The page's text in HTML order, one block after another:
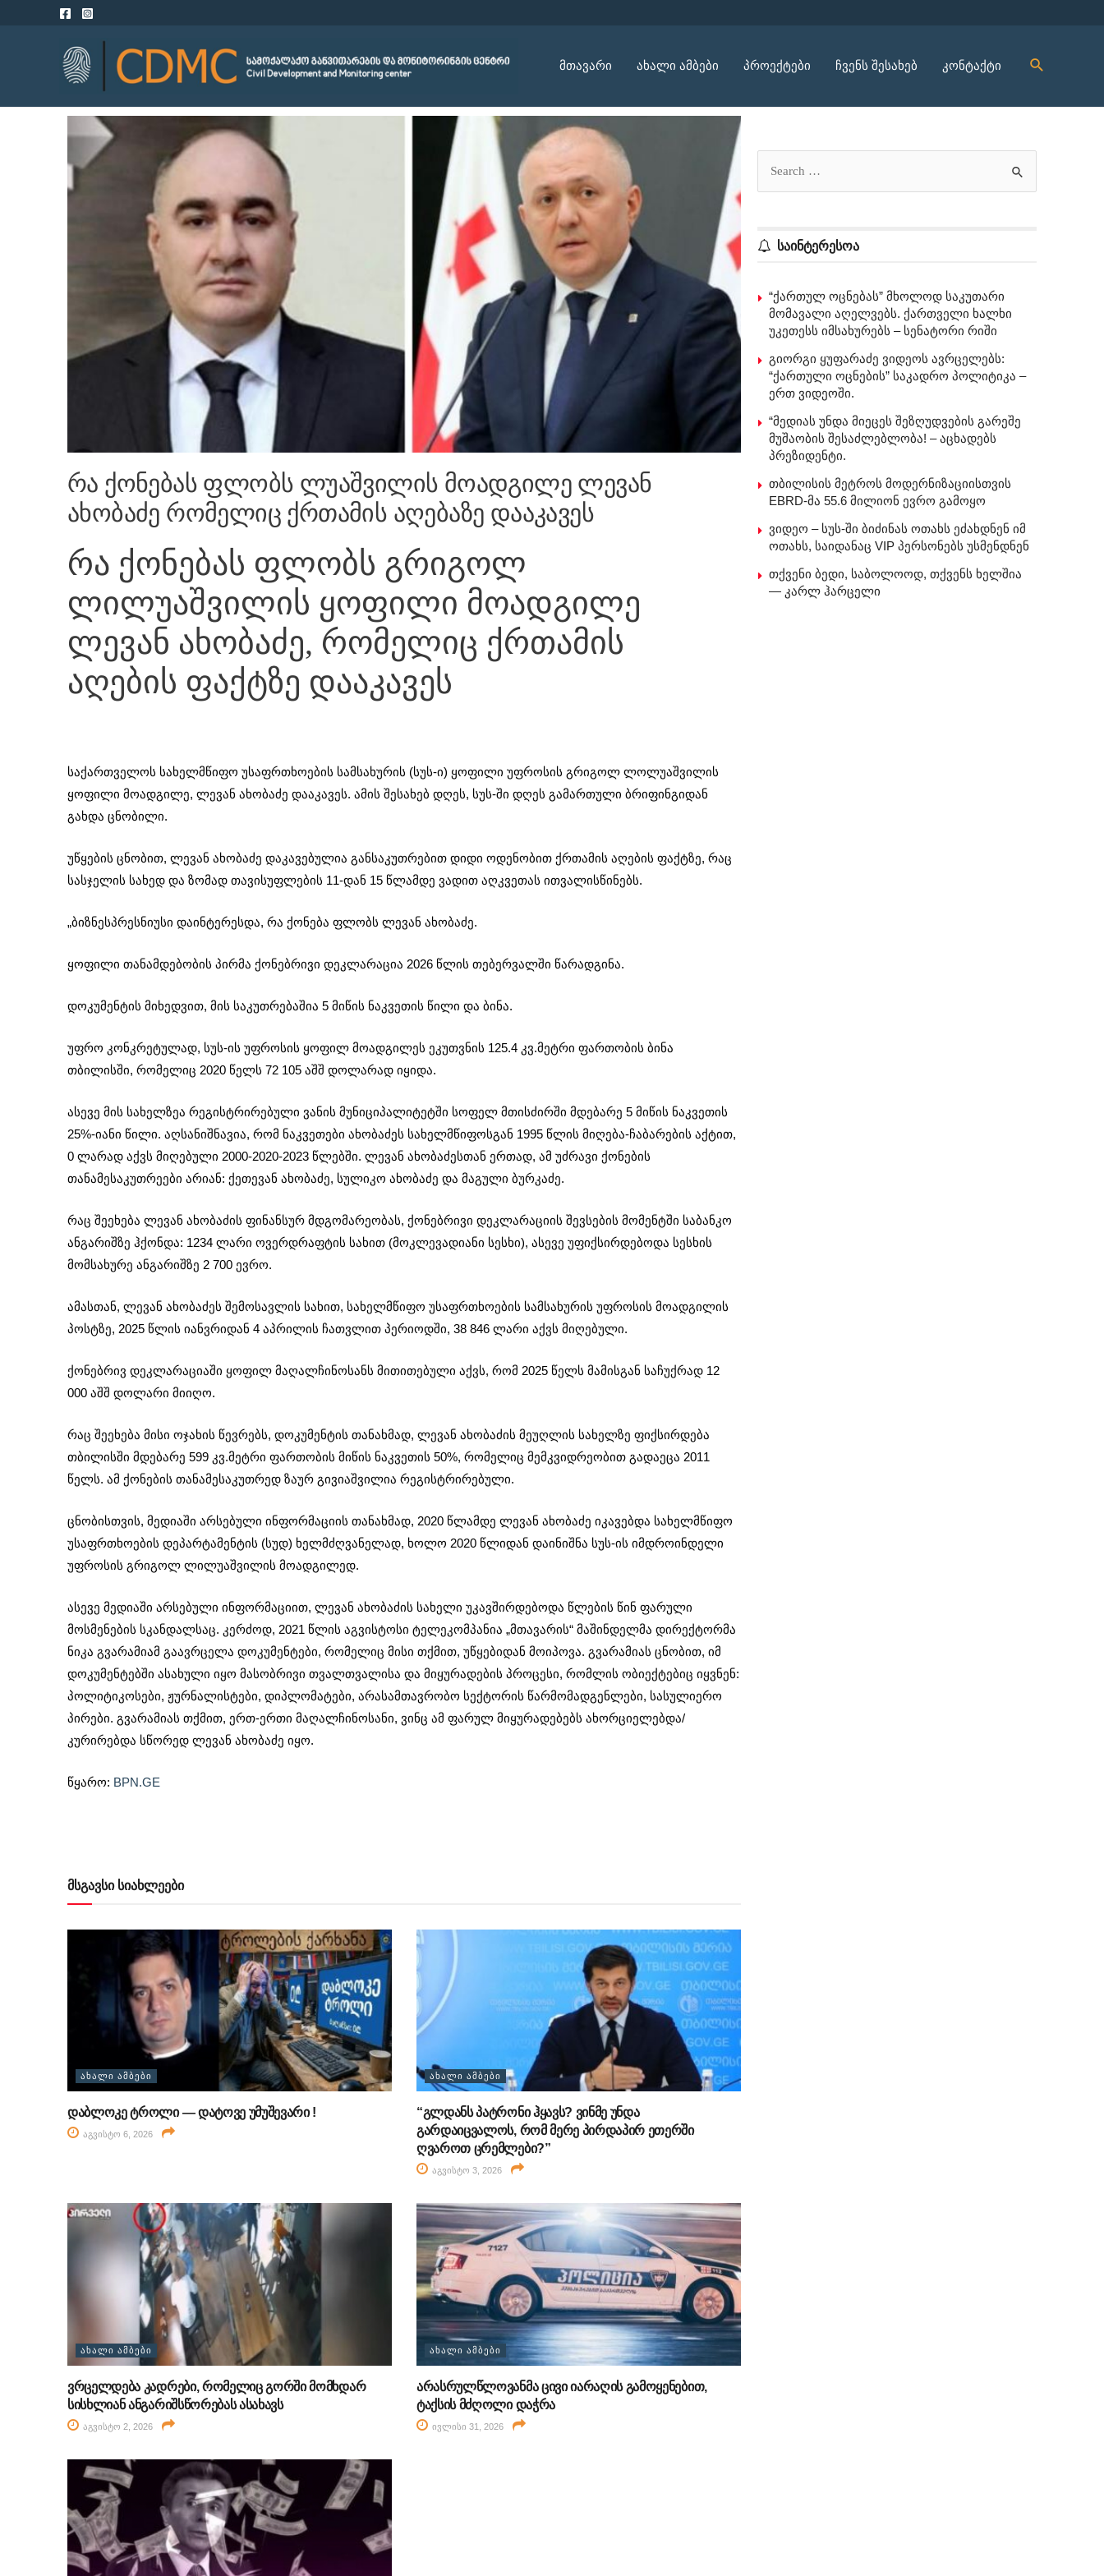
მთავარი ახალი ამბები პროექტები ჩვენს შესახებ კონტაქტი
რა ქონებას ფლობს ლუაშვილის მოადგილე ლევან
ახობაძე რომელიც ქრთამის აღებაზე დააკავეს
რა ქონებას ფლობს გრიგოლ
ლილუაშვილის ყოფილი მოადგილე
ლევან ახობაძე, რომელიც ქრთამის
აღების ფაქტზე დააკავეს
საქართველოს სახელმწიფო უსაფრთხოების სამსახურის (სუს-ი) ყოფილი უფროსის გრიგოლ ლოლუაშვილის
ყოფილი მოადგილე, ლევან ახობაძე დააკავეს. ამის შესახებ დღეს, სუს-ში დღეს გამართული ბრიფინგიდან
გახდა ცნობილი.
უწყების ცნობით, ლევან ახობაძე დაკავებულია განსაკუთრებით დიდი ოდენობით ქრთამის აღების ფაქტზე, რაც
სასჯელის სახედ და ზომად თავისუფლების 11-დან 15 წლამდე ვადით აღკვეთას ითვალისწინებს.
„ბიზნესპრესნიუსი დაინტერესდა, რა ქონება ფლობს ლევან ახობაძე.
ყოფილი თანამდებობის პირმა ქონებრივი დეკლარაცია 2026 წლის თებერვალში წარადგინა.
დოკუმენტის მიხედვით, მის საკუთრებაშია 5 მიწის ნაკვეთის წილი და ბინა.
უფრო კონკრეტულად, სუს-ის უფროსის ყოფილ მოადგილეს ეკუთვნის 125.4 კვ.მეტრი ფართობის ბინა
თბილისში, რომელიც 2020 წელს 72 105 აშშ დოლარად იყიდა.
ასევე მის სახელზეა რეგისტრირებული ვანის მუნიციპალიტეტში სოფელ მთისძირში მდებარე 5 მიწის ნაკვეთის
25%-იანი წილი. აღსანიშნავია, რომ ნაკვეთები ახობაძეს სახელმწიფოსგან 1995 წლის მიღება-ჩაბარების აქტით,
0 ლარად აქვს მიღებული 2000-2020-2023 წლებში. ლევან ახობაძესთან ერთად, ამ უძრავი ქონების
თანამესაკუთრეები არიან: ქეთევან ახობაძე, სულიკო ახობაძე და მაგული ბურკაძე.
რაც შეეხება ლევან ახობაძის ფინანსურ მდგომარეობას, ქონებრივი დეკლარაციის შევსების მომენტში საბანკო
ანგარიშზე ჰქონდა: 1234 ლარი ოვერდრაფტის სახით (მოკლევადიანი სესხი), ასევე უფიქსირდებოდა სესხის
მომსახურე ანგარიშზე 2 700 ევრო.
ამასთან, ლევან ახობაძეს შემოსავლის სახით, სახელმწიფო უსაფრთხოების სამსახურის უფროსის მოადგილის
პოსტზე, 2025 წლის იანვრიდან 4 აპრილის ჩათვლით პერიოდში, 38 846 ლარი აქვს მიღებული.
ქონებრივ დეკლარაციაში ყოფილ მაღალჩინოსანს მითითებული აქვს, რომ 2025 წელს მამისგან საჩუქრად 12
000 აშშ დოლარი მიიღო.
რაც შეეხება მისი ოჯახის წევრებს, დოკუმენტის თანახმად, ლევან ახობაძის მეუღლის სახელზე ფიქსირდება
თბილისში მდებარე 599 კვ.მეტრი ფართობის მიწის ნაკვეთის 50%, რომელიც მემკვიდრეობით გადაეცა 2011
წელს. ამ ქონების თანამესაკუთრედ ზაურ გივიაშვილია რეგისტრირებული.
ცნობისთვის, მედიაში არსებული ინფორმაციის თანახმად, 2020 წლამდე ლევან ახობაძე იკავებდა სახელმწიფო
უსაფრთხოების დეპარტამენტის (სუდ) ხელმძღვანელად, ხოლო 2020 წლიდან დაინიშნა სუს-ის იმდროინდელი
უფროსის გრიგოლ ლილუაშვილის მოადგილედ.
ასევე მედიაში არსებული ინფორმაციით, ლევან ახობაძის სახელი უკავშირდებოდა წლების წინ ფარული
მოსმენების სკანდალსაც. კერძოდ, 2021 წლის აგვისტოსი ტელეკომპანია „მთავარის“ მაშინდელმა დირექტორმა
ნიკა გვარამიამ გაავრცელა დოკუმენტები, რომელიც მისი თქმით, უწყებიდან მოიპოვა. გვარამიას ცნობით, იმ
დოკუმენტებში ასახული იყო მასობრივი თვალთვალისა და მიყურადების პროცესი, რომლის ობიექტებიც იყვნენ:
პოლიტიკოსები, ჟურნალისტები, დიპლომატები, არასამთავრობო სექტორის წარმომადგენლები, სასულიერო
პირები. გვარამიას თქმით, ერთ-ერთი მაღალჩინოსანი, ვინც ამ ფარულ მიყურადებებს ახორციელებდა/
კურირებდა სწორედ ლევან ახობაძე იყო.
წყარო: BPN.GE
მსგავსი სიახლეები
ᲐᲮᲐᲚᲘ ᲐᲛᲑᲔᲑᲘ
დაბლოკე ტროლი — დატოვე უმუშევარი !
აგვისტო 6, 2026
ᲐᲮᲐᲚᲘ ᲐᲛᲑᲔᲑᲘ
“გლდანს პატრონი ჰყავს? ვინმე უნდა
გარდაიცვალოს, რომ მერე პირდაპირ ეთერში
ღვაროთ ცრემლები?”
აგვისტო 3, 2026
ᲐᲮᲐᲚᲘ ᲐᲛᲑᲔᲑᲘ
ვრცელდება კადრები, რომელიც გორში მომხდარ
სისხლიან ანგარიშსწორებას ასახავს
აგვისტო 2, 2026
ᲐᲮᲐᲚᲘ ᲐᲛᲑᲔᲑᲘ
არასრულწლოვანმა ცივი იარაღის გამოყენებით,
ტაქსის მძღოლი დაჭრა
ივლისი 31, 2026
საინტერესოა
“ქართულ ოცნებას” მხოლოდ საკუთარი
მომავალი აღელვებს. ქართველი ხალხი
უკეთესს იმსახურებს – სენატორი რიში
გიორგი ყუფარაძე ვიდეოს ავრცელებს:
“ქართული ოცნების” საკადრო პოლიტიკა –
ერთ ვიდეოში.
“მედიას უნდა მიეცეს შეზღუდვების გარეშე
მუშაობის შესაძლებლობა! – აცხადებს
პრეზიდენტი.
თბილისის მეტროს მოდერნიზაციისთვის
EBRD-მა 55.6 მილიონ ევრო გამოყო
ვიდეო – სუს-ში ბიძინას ოთახს ეძახდნენ იმ
ოთახს, საიდანაც VIP პერსონებს უსმენდნენ
თქვენი ბედი, საბოლოოდ, თქვენს ხელშია
— კარლ ჰარცელი